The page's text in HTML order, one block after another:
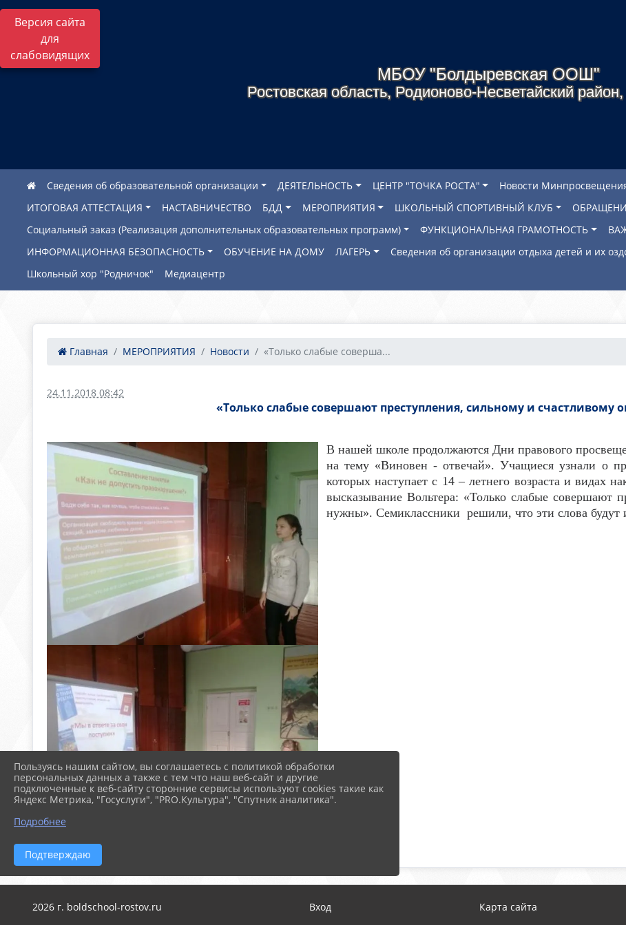
Версия сайта
для
слабовидящих
МБОУ "Болдыревская ООШ"
Ростовская область, Родионово-Несветайский
Сведения об образовательной организации ДЕЯТЕЛЬНОСТЬ ЦЕНТР "ТОЧКА РОСТА" Новости
ИТОГОВАЯ АТТЕСТАЦИЯ
НАСТАВНИЧЕСТВО БДД МЕРОПРИЯТИЯ ШКОЛЬНЫЙ СПОРТИВНЫЙ КЛУБ
Социальный заказ (Реализация дополнительных образовательных программ)
ФУНКЦИОНАЛЬНАЯ ГРАМОТНОСТЬ
ИНФОРМАЦИОННАЯ БЕЗОПАСНОСТЬ
ОБУЧЕНИЕ НА ДОМУ ЛАГЕРЬ Сведения об организации отдыха детей и их
Школьный хор "Родничок"
Медиацентр
Главная МЕРОПРИЯТИЯ Новости «Только слабые соверша...
24.11.2018 08:42
«Только слабые совершают преступления, сильному и счастливому
В нашей школе продолжаются Дни правового
на тему «Виновен - отвечай». Учащиеся узнали о
которых наступает с 14 – летнего возраста и видах
высказывание Вольтера: «Только слабые совершают
нужны». Семиклассники решили, что эти слова будут
2026 г. boldschool-rostov.ru Вход Карта сайта
Пользуясь нашим сайтом, вы соглашаетесь с политикой обработки
персональных данных а также с тем что наш веб-сайт и другие
подключенные к веб-сайту сторонние сервисы используют cookies такие как
Яндекс Метрика, "Госуслуги", "PRO.Культура", "Спутник аналитика".
Подробнее
Подтверждаю